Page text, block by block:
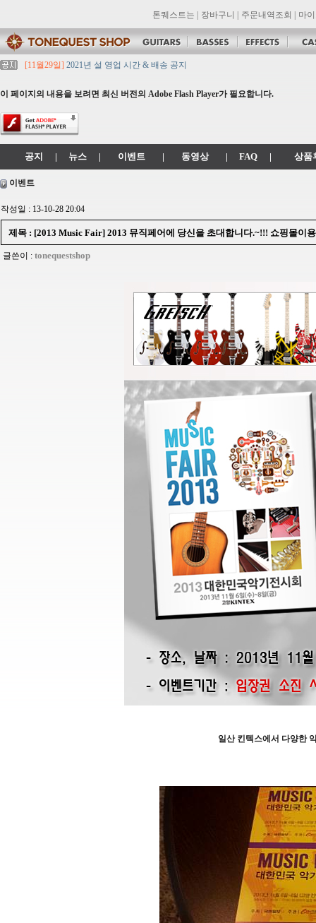
톤퀘스트는 장바구니 주문내역조회 마
[11월29일] 2021년 설 영업 시간 & 배송 공지
[11월29일]톤퀘스트 10월 휴무일 안내입니다.
[11월29일]
톤퀘스트쇼핑몰 리뉴얼 되었습니다. -> .com 에서 .co.kr 로 변경됩
이 페이지의 내용을 보려면 최신 버전의 Adobe Flash Player가 필요합니다.
공지 | 뉴스 | 이벤트 | 동영상 | FAQ | 상품
이벤트
작성일 : 13-10-28 20:04
제목 : [2013 Music Fair] 2013 뮤직페어에 당신을 초대합니다.~!!! 쇼핑몰이
글쓴이 : tonequestshop
일산 킨텍스에서 다양한